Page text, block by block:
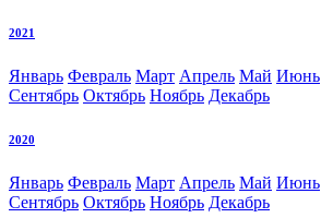
2021
Январь Февраль Март Апрель Май Июнь
Сентябрь Октябрь Ноябрь Декабрь
2020
Январь Февраль Март Апрель Май Июнь
Сентябрь Октябрь Ноябрь Декабрь